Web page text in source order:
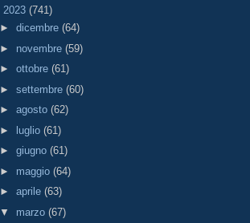
2023 (741)
► dicembre (64)
► novembre (59)
► ottobre (61)
► settembre (60)
► agosto (62)
►
luglio (61)
► giugno (61)
► maggio (64)
► aprile (63)
▼ marzo (67)